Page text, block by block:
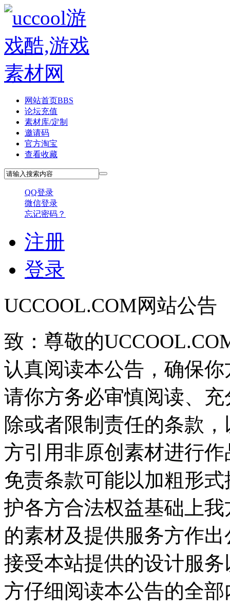
网站首页BBS
论坛充值
素材库/定制
邀请码
官方淘宝
查看收藏
QQ登录
微信登录
忘记密码？
注册
登录
UCCOOL.COM网站公告
致：尊敬的
认真阅读本公告，确保
请你方务必审慎阅读、
除或者限制责任的条款
方引用非原创素材进行
免责条款可能以加粗形
护各方合法权益基础上
的素材及提供服务方作
接受本站提供的设计服
方仔细阅读本公告的全